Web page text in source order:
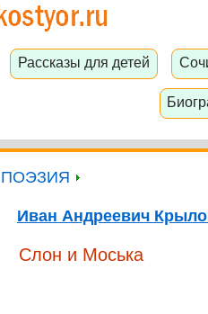
Рассказы для детей
ПОЭЗИЯ
Иван Андреевич
Слон и Моська